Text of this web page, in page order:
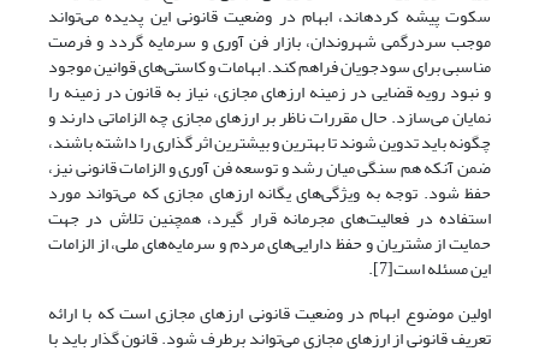
سکوت پیشه کردهاند، ابهام در وضعیت قانونی این پدیده‌ می‌تواند
موجب سردرگمی شهروندان، بازار فن آوری و سرمایه گردد و فرصت
مناسبی برای سودجویان فراهم کند. ابهامات و کاستی‌های قوانین موجود
و نبود رویه قضایی در زمینه ارزهای مجازی، نیاز به قانون در زمینه را
نمایان‌ می‌سازد. حال مقررات ناظر بر ارزهای مجازی چه الزاماتی دارند و
چگونه باید تدوین شوند تا بهترین و بیشترین اثر گذاری را داشته باشند،
ضمن آنکه هم سنگی میان رشد و توسعه فن آوری و الزامات قانونی نیز،
حفظ شود. توجه به ویژگی‌های یگانه ارزهای مجازی که‌ می‌تواند مورد
استفاده در فعالیت‌های مجرمانه قرار گیرد، همچنین تلاش در جهت
حمایت از مشتریان و حفظ دارایی‌های مردم و سرمایه‌های ملی، از الزامات
این مسئله است[7].
اولین موضوع ابهام در وضعیت قانونی ارزهای مجازی است که با ارائه
تعریف قانونی از ارزهای مجازی‌ می‌تواند برطرف شود. قانون گذار باید با